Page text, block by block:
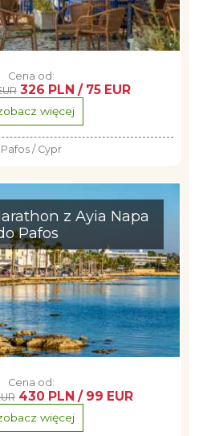
Cena od:
326 PLN / 75 EUR
więcej
Pafos / Cypr
z Ayia Napa
Pafos
Cena od:
430 PLN / 99 EUR
więcej